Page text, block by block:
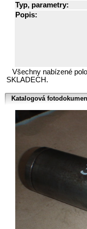
Typ, parametry:
Popis:
Všechny nabízené
SKLADECH.
Katalogová